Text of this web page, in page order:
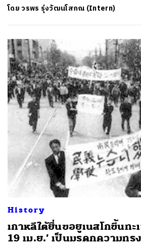
โดยวรพร รุ่งวัฒนโสภณ (Intern)
History
เกาหลีใต้ยื่นขอยูเนสโกขึ้นทะ
19 เม.ย.’ เป็นมรดกความทร